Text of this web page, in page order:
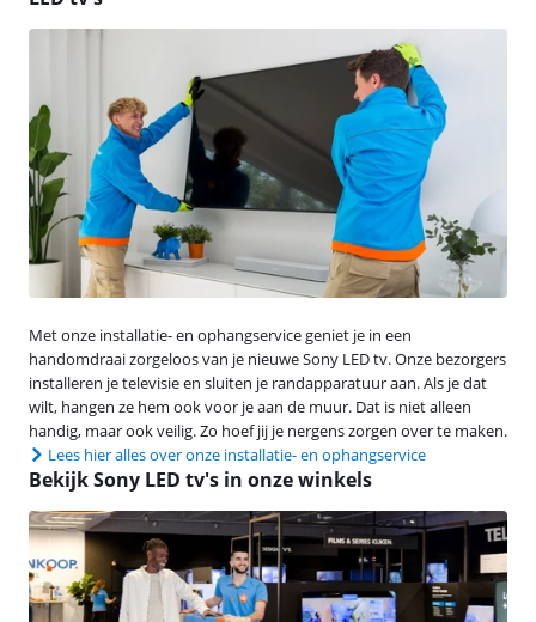
Met onze installatie- en ophangservice geniet je in een
handomdraai zorgeloos van je nieuwe Sony LED tv. Onze bezorgers
installeren je televisie en sluiten je randapparatuur aan. Als je dat
wilt, hangen ze hem ook voor je aan de muur. Dat is niet alleen
handig, maar ook veilig. Zo hoef jij je nergens zorgen over te maken.
Lees hier alles over onze installatie- en ophangservice
Bekijk Sony LED tv's in onze winkels